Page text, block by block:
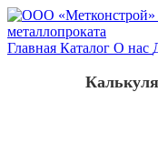
Главная Каталог О нас